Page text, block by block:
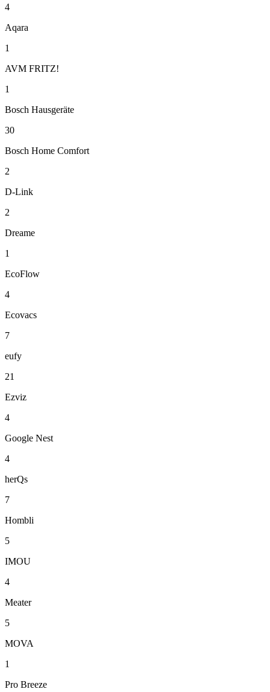
4
Aqara
1
AVM FRITZ!
1
Bosch Hausgeräte
30
Bosch Home Comfort
2
D-Link
2
Dreame
1
EcoFlow
4
Ecovacs
7
eufy
21
Ezviz
4
Google Nest
4
herQs
7
Hombli
5
IMOU
4
Meater
5
MOVA
1
Pro Breeze